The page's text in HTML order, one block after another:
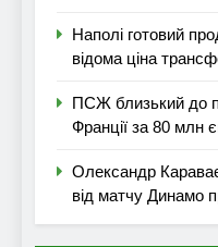
Наполі готовий
відома ціна
ПСЖ близький до
Франції за 80 млн
Олександр
від матчу Динамо